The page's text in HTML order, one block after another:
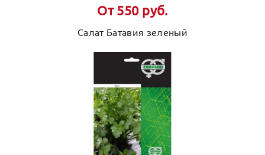
От 550 руб.
Салат Батавия зеленый